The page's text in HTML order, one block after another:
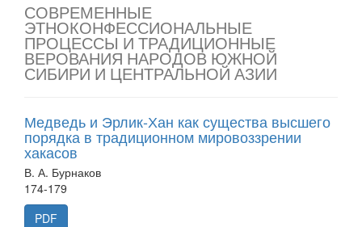
СОВРЕМЕННЫЕ
ЭТНОКОНФЕССИОНАЛЬНЫЕ
ПРОЦЕССЫ И ТРАДИЦИОННЫЕ
ВЕРОВАНИЯ НАРОДОВ ЮЖНОЙ
СИБИРИ И ЦЕНТРАЛЬНОЙ АЗИИ
Медведь и Эрлик-Хан как существа высшего
порядка в традиционном мировоззрении
хакасов
В. А. Бурнаков
174-179
PDF